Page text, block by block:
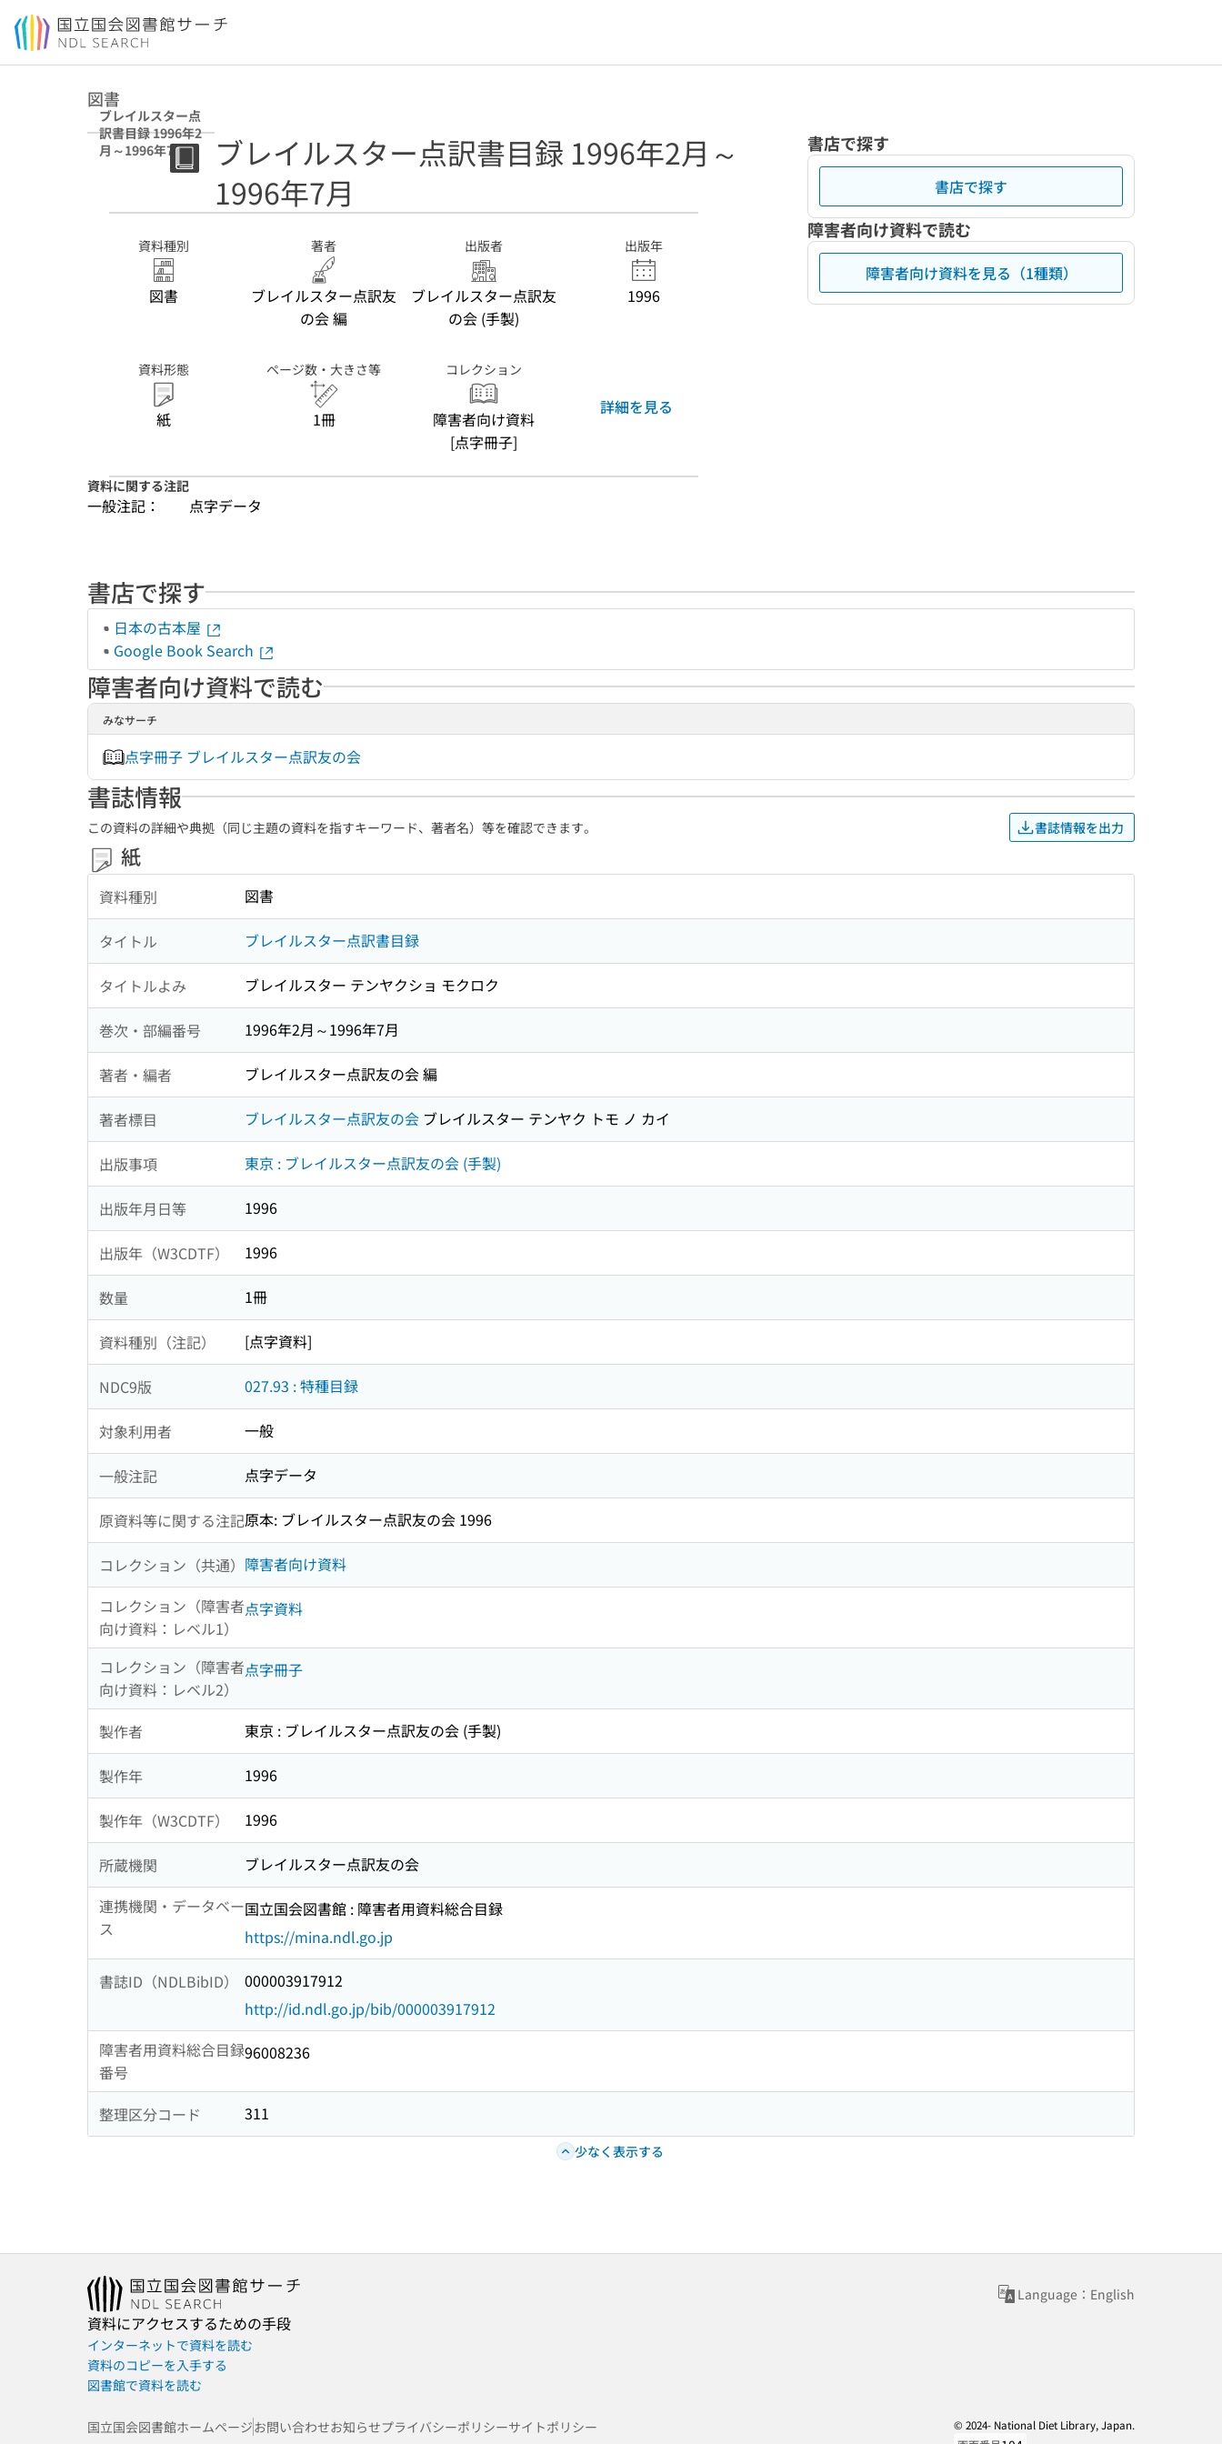
本文へ移動
図書
ブレイルスター点
訳書目録 1996年2
月～1996年7月
ブレイルスター点訳書目録 1996年2月～
1996年7月
資料種別
図書
著者
ブレイルスター点訳友
の会 編
出版者
ブレイルスター点訳友
の会 (手製)
出版年
1996
資料形態
紙
ページ数・大きさ等
1冊
コレクション
障害者向け資料
[点字冊子]
詳細を見る
資料に関する注記
一般注記： 点字データ
書店で探す
書店で探す
障害者向け資料で読む
障害者向け資料を見る（1種類）
書店で探す
日本の古本屋
Google Book Search
障害者向け資料で読む
みなサーチ
点字冊子 ブレイルスター点訳友の会
書誌情報
この資料の詳細や典拠（同じ主題の資料を指すキーワード、著者名）等を確認できます。 書誌情報を出力
紙
資料種別 図書
タイトル ブレイルスター点訳書目録
タイトルよみ ブレイルスター テンヤクショ モクロク
巻次・部編番号 1996年2月～1996年7月
著者・編者 ブレイルスター点訳友の会 編
著者標目 ブレイルスター点訳友の会 ブレイルスター テンヤク トモ ノ カイ
出版事項 東京 : ブレイルスター点訳友の会 (手製)
出版年月日等 1996
出版年（W3CDTF） 1996
数量 1冊
資料種別（注記） [点字資料]
NDC9版 027.93 : 特種目録
対象利用者 一般
一般注記 点字データ
原資料等に関する注記原本: ブレイルスター点訳友の会 1996
コレクション（共通） 障害者向け資料
コレクション（障害者
向け資料：レベル1）
点字資料
コレクション（障害者
向け資料：レベル2）
点字冊子
製作者 東京 : ブレイルスター点訳友の会 (手製)
製作年 1996
製作年（W3CDTF） 1996
所蔵機関
ブレイルスター点訳友の会
連携機関・データベー
ス
国立国会図書館 : 障害者用資料総合目録
https://mina.ndl.go.jp
書誌ID（NDLBibID）
000003917912
http://id.ndl.go.jp/bib/000003917912
障害者用資料総合目録
番号
96008236
整理区分コード 311
少なく表示する
Language：English
資料にアクセスするための手段
インターネットで資料を読む
資料のコピーを入手する
図書館で資料を読む
国立国会図書館ホームページお問い合わせお知らせプライバシーポリシーサイトポリシー
© 2024- National Diet Library, Japan.